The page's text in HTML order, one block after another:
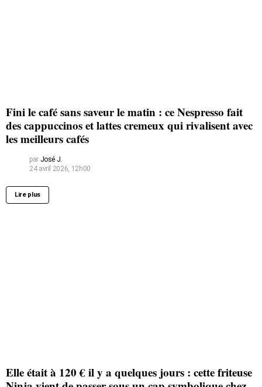
Fini le café sans saveur le matin : ce Nespresso fait
des cappuccinos et lattes cremeux qui rivalisent avec
les meilleurs cafés
par José J.
24 avril 2026, 12h00
Lire plus
Elle était à 120 € il y a quelques jours : cette friteuse